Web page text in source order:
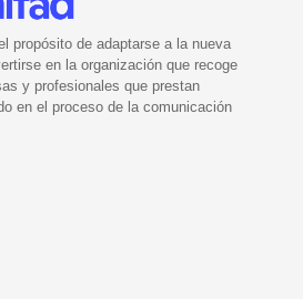
propósito de adaptarse a la nueva
en la organización que recoge
y profesionales que prestan
en el proceso de la comunicación